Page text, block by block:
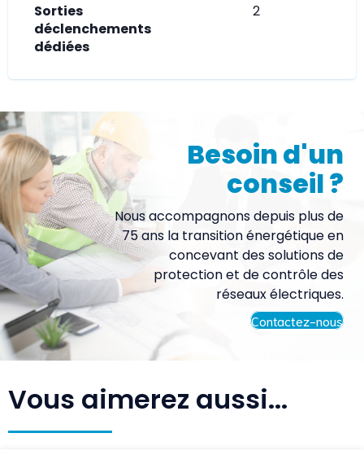
Sorties
déclenchements
dédiées
2
Besoin d'un
conseil ?
Nous accompagnons depuis plus de
75 ans la transition énergétique en
concevant des solutions de
protection et de contrôle des
réseaux électriques.
Contactez-nous
Vous aimerez aussi...